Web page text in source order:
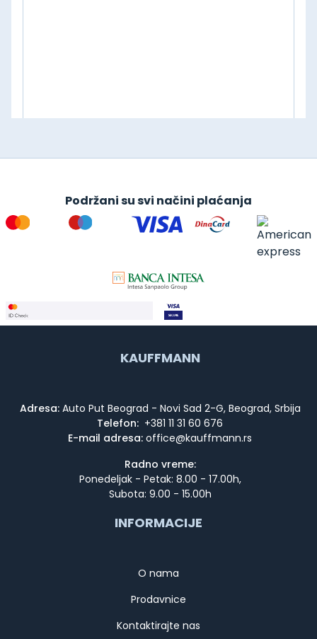
Podržani su svi načini plaćanja
KAUFFMANN
Adresa:Auto Put Beograd - Novi Sad 2-G, Beograd, Srbija
Telefon: +381 11 31 60 676
E-mail adresa:
Radno vreme:
Ponedeljak - Petak: 8.00 - 17.00h,
Subota: 9.00 - 15.00h
INFORMACIJE
O nama
Prodavnice
Kontaktirajte nas